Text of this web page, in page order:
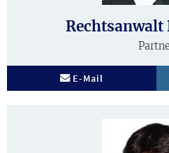
Rechtsanwalt
E-Mail